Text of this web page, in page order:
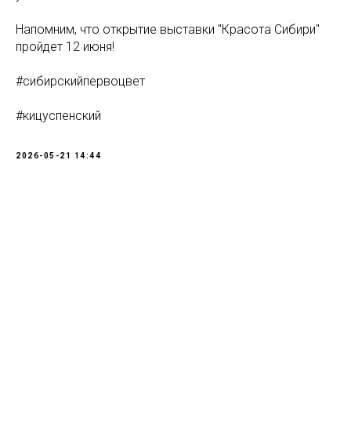
Напомним, что открытие выставки "Красота Сибири"
пройдет 12 июня!
#сибирскийпервоцвет
#кицуспенский
2026-05-21 14:44